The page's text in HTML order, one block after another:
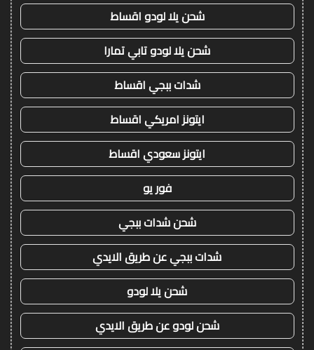
شحن يلا لودو اقساط
شحن يلا لودو تابي تمارا
شدات ببجي اقساط
ايتونز امريكي اقساط
ايتونز سعودي اقساط
فور يو
شحن شدات ببجي
شدات ببجي عن طريق الايدي
شحن يلا لودو
شحن لودو عن طريق الايدي